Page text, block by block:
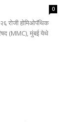
0
रोजी होमिओपॅथिक
(MMC), मुंबई येथे